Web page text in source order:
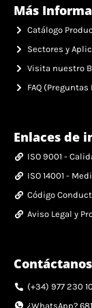
Más
Catálogo
Sectores y
Visita nuestro
FAQ
Enlaces de
ISO 9001 -
ISO 14001 -
Código
Aviso Legal y
Contáctanos
(+34) 977 230
¿WhatsApp?